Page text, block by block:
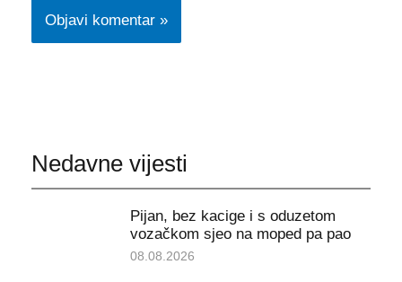
Nedavne vijesti
Pijan, bez kacige i s oduzetom
vozačkom sjeo na moped pa pao
08.08.2026